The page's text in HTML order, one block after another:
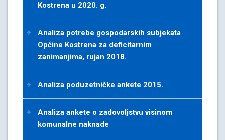
Kostrena u 2020. g.
Analiza potrebe gospodarskih subjekata
Općine Kostrena za deficitarnim
zanimanjima, rujan 2018.
Analiza poduzetničke ankete 2015.
Analiza ankete o zadovoljstvu visinom
komunalne naknade